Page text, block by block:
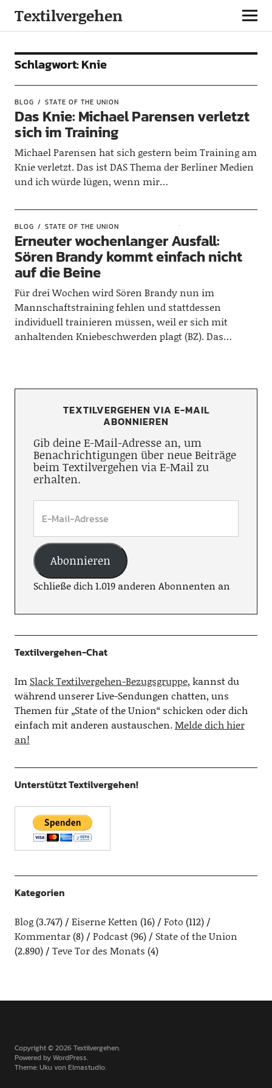
Textilvergehen
Schlagwort:Knie
BLOG STATE OF THE UNION
Das Knie: Michael Parensen verletzt
sich im Training
Michael Parensen hat sich gestern beim Training am
Knie verletzt. Das ist DAS Thema der Berliner Medien
und ich würde lügen, wenn mir…
BLOG STATE OF THE UNION
Erneuter wochenlanger Ausfall:
Sören Brandy kommt einfach nicht
auf die Beine
Für drei Wochen wird Sören Brandy nun im
Mannschaftstraining fehlen und stattdessen
individuell trainieren müssen, weil er sich mit
anhaltenden Kniebeschwerden plagt (BZ). Das…
TEXTILVERGEHEN VIA E-MAIL
ABONNIEREN
Gib deine E-Mail-Adresse an, um
Benachrichtigungen über neue Beiträge
beim Textilvergehen via E-Mail zu
erhalten.
Abonnieren
Schließe dich 1.019 anderen Abonnenten an
Textilvergehen-Chat
Im Slack Textilvergehen-Bezugsgruppe, kannst du
während unserer Live-Sendungen chatten, uns
Themen für „State of the Union“ schicken oder dich
einfach mit anderen austauschen.Melde dich hier
an!
Unterstützt Textilvergehen!
Kategorien
Blog(3.747) Eiserne Ketten (16) Foto (112)
Kommentar(8) Podcast(96)
State of the Union
(2.890)
Teve Tor des Monats (4)
Copyright © 2026 Textilvergehen
Powered byWordPress
Theme: Uku vonElmastudio